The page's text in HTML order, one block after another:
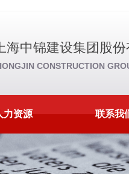
海中锦建设集团股份
CONSTRUCTION
力资源 联系我